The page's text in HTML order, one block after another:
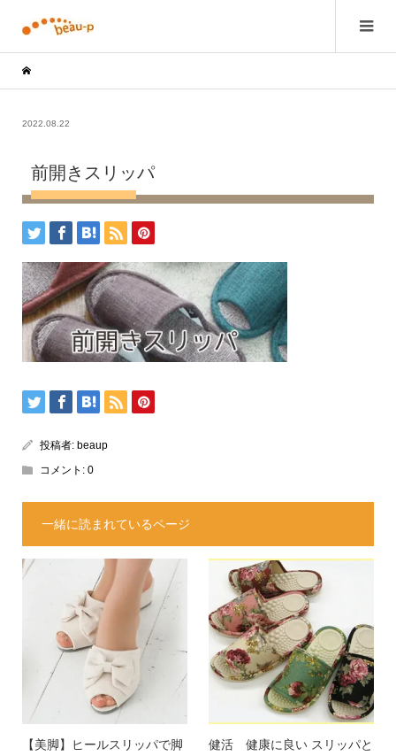
2022.08.22
前開きスリッパ
投稿者: beaup
コメント: 0
一緒に読まれているページ
【美脚】ヒールスリッパで脚
健活 健康に良い スリッパと